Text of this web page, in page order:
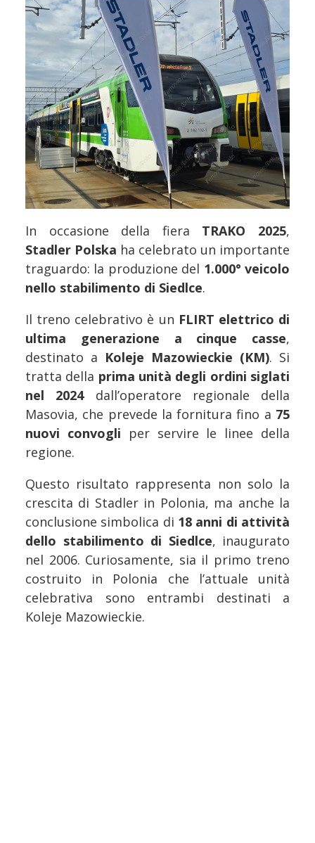
In occasione della fiera TRAKO 2025,
Stadler Polska ha celebrato un importante
traguardo: la produzione del 1.000° veicolo
nello stabilimento di Siedlce.
Il treno celebrativo è un FLIRT elettrico di
ultima generazione a cinque casse,
destinato a Koleje Mazowieckie (KM). Si
tratta della prima unità degli ordini siglati
nel 2024dall’operatore regionale della
Masovia, che prevede la fornitura fino a 75
nuovi convogli per servire le linee della
regione.
Questo risultato rappresenta non solo la
crescita di Stadler in Polonia, ma anche la
conclusione simbolica di 18 anni di attività
dello stabilimento di Siedlce, inaugurato
nel 2006. Curiosamente, sia il primo treno
costruito in Polonia che l’attuale unità
celebrativa sono entrambi destinati a
Koleje Mazowieckie.